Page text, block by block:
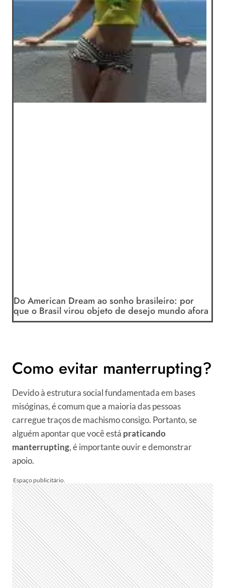
Do American Dream ao sonho brasileiro: por
que o Brasil virou objeto de desejo mundo afora
Como evitar manterrupting?
Devido à estrutura social fundamentada em bases
misóginas, é comum que a maioria das pessoas
carregue traços de machismo consigo. Portanto, se
alguém apontar que você está praticando
manterrupting, é importante ouvir e demonstrar
apoio.